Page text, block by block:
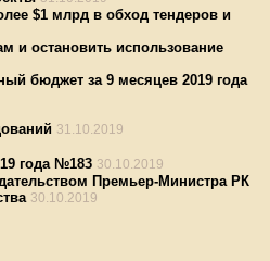
$1 млрд в обход тендеров и
и остановить использование
бюджет за 9 месяцев 2019 года
31.10.2019
года №183 30.10.2019
Премьер-Министра РК
30.10.2019